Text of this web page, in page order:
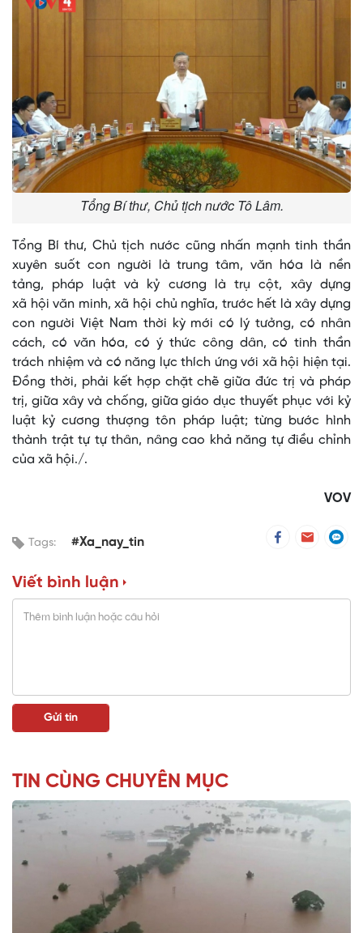
Tổng Bí thư, Chủ tịch nước Tô Lâm.
Tổng Bí thư, Chủ tịch nước cũng nhấn mạnh tinh thần
xuyên suốt con người là trung tâm, văn hóa là nền
tảng, pháp luật và kỷ cương là trụ cột, xây dựng
xã hội văn minh, xã hội chủ nghĩa, trước hết là xây dựng
con người Việt Nam thời kỳ mới có lý tưởng, có nhân
cách, có văn hóa, có ý thức công dân, có tinh thần
trách nhiệm và có năng lực thích ứng với xã hội hiện tại.
Đồng thời, phải kết hợp chặt chẽ giữa đức trị và pháp
trị, giữa xây và chống, giữa giáo dục thuyết phục với kỷ
luật kỷ cương thượng tôn pháp luật; từng bước hình
thành trật tự tự thân, nâng cao khả năng tự điều chỉnh
của xã hội./.
VOV
Tags: #Xa_nay_tin
Viết bình luận
TIN CÙNG CHUYÊN MỤC